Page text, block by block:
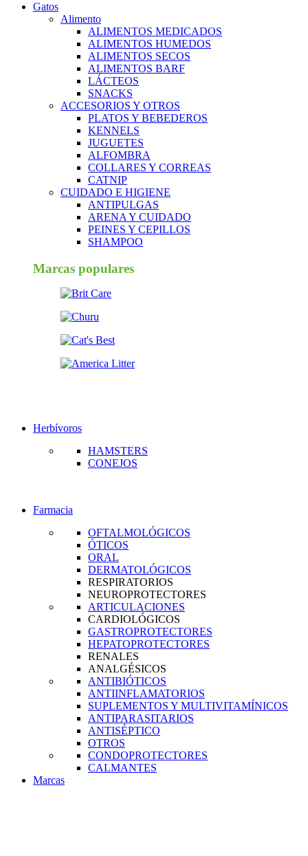
Gatos
Alimento
ALIMENTOS MEDICADOS
ALIMENTOS HUMEDOS
ALIMENTOS SECOS
ALIMENTOS BARF
LÁCTEOS
SNACKS
ACCESORIOS Y OTROS
PLATOS Y BEBEDEROS
KENNELS
JUGUETES
ALFOMBRA
COLLARES Y CORREAS
CATNIP
CUIDADO E HIGIENE
ANTIPULGAS
ARENA Y CUIDADO
PEINES Y CEPILLOS
SHAMPOO
Marcas populares
Herbívoros
HAMSTERS
CONEJOS
Farmacia
OFTALMOLÓGICOS
ÓTICOS
ORAL
DERMATOLÓGICOS
RESPIRATORIOS
NEUROPROTECTORES
ARTICULACIONES
CARDIOLÓGICOS
GASTROPROTECTORES
HEPATOPROTECTORES
RENALES
ANALGÉSICOS
ANTIBIÓTICOS
ANTIINFLAMATORIOS
SUPLEMENTOS Y MULTIVITAMÍNICOS
ANTIPARASITARIOS
ANTISÉPTICO
OTROS
CONDOPROTECTORES
CALMANTES
Marcas